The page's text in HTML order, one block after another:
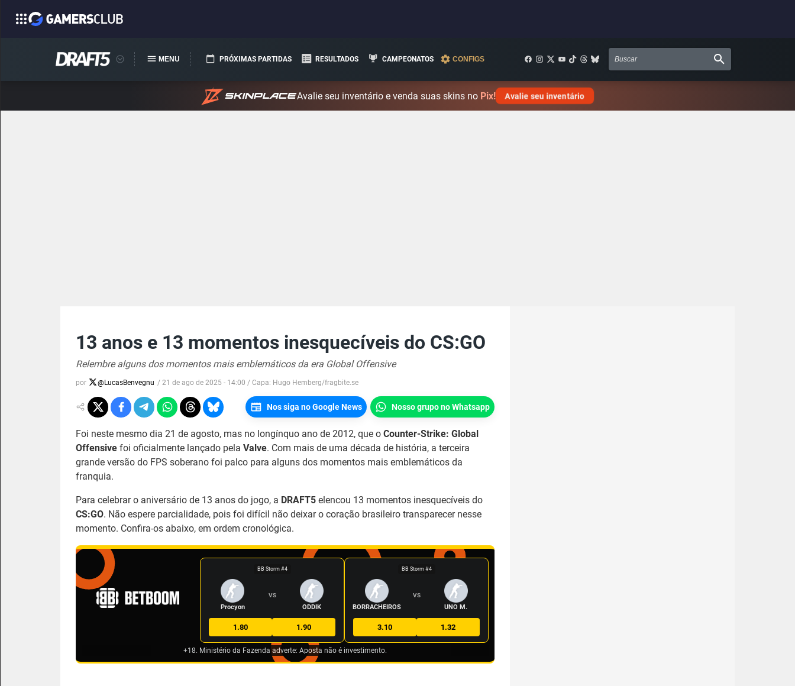
MENU PRÓXIMAS PARTIDAS RESULTADOS CAMPEONATOS CONFIGS
Avalie seu inventário e venda suas skins no Pix! Avalie seu inventário
13 anos e 13 momentos inesquecíveis do CS:GO
Relembre alguns dos momentos mais emblemáticos da era Global Offensive
por @LucasBenvegnu / 21 de ago de 2025 - 14:00 / Capa: Hugo Hemberg/fragbite.se
Nos siga no Google News Nosso grupo no Whatsapp
Foi neste mesmo dia 21 de agosto, mas no longínquo ano de 2012, que o Counter-Strike: Global
Offensive foi oficialmente lançado pela Valve. Com mais de uma década de história, a terceira
grande versão do FPS soberano foi palco para alguns dos momentos mais emblemáticos da
franquia.
Para celebrar o aniversário de 13 anos do jogo, a DRAFT5 elencou 13 momentos inesquecíveis do
CS:GO. Não espere parcialidade, pois foi difícil não deixar o coração brasileiro transparecer nesse
momento. Confira-os abaixo, em ordem cronológica.
BB Storm #4
Procyon
VS
ODDIK
1.80 1.90
BB Storm #4
BORRACHEIROS
VS
UNO M.
3.10 1.32
+18. Ministério da Fazenda adverte: Aposta não é investimento.